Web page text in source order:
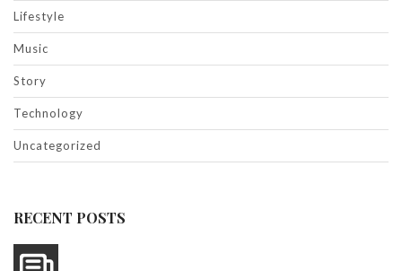
Lifestyle
Music
Story
Technology
Uncategorized
RECENT POSTS